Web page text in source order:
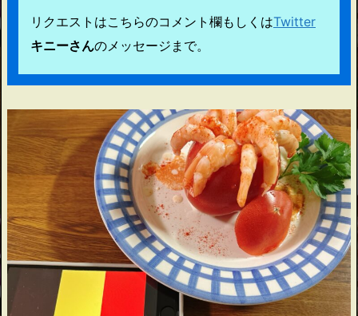
リクエストはこちらのコメント欄もしくはTwitter
キニーさんのメッセージまで。